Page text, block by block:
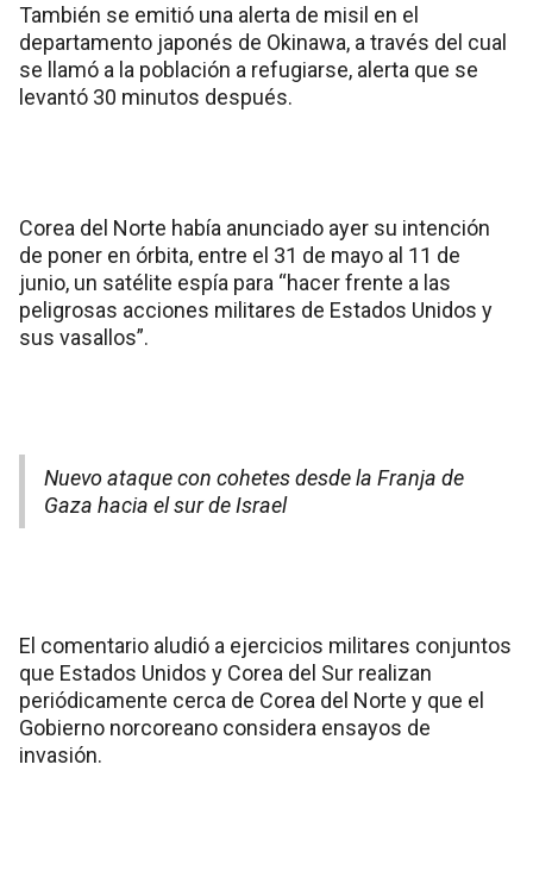
También se emitió una alerta de misil en el
departamento japonés de Okinawa, a través del cual
se llamó a la población a refugiarse, alerta que se
levantó 30 minutos después.
Corea del Norte había anunciado ayer su intención
de poner en órbita, entre el 31 de mayo al 11 de
junio, un satélite espía para “hacer frente a las
peligrosas acciones militares de Estados Unidos y
sus vasallos”.
Nuevo ataque con cohetes desde la Franja de
Gaza hacia el sur de Israel
El comentario aludió a ejercicios militares conjuntos
que Estados Unidos y Corea del Sur realizan
periódicamente cerca de Corea del Norte y que el
Gobierno norcoreano considera ensayos de
invasión.